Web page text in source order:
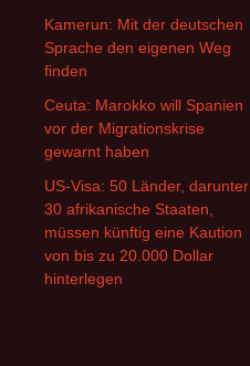
Kamerun: Mit der deutschen
Sprache den eigenen Weg
finden
Ceuta: Marokko will Spanien
vor der Migrationskrise
gewarnt haben
US-Visa: 50 Länder, darunter
30 afrikanische Staaten,
müssen künftig eine Kaution
von bis zu 20.000 Dollar
hinterlegen